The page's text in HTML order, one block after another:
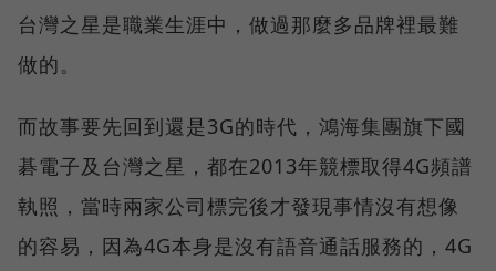
台灣之星是職業生涯中，做過那麼多品牌裡最難
做的。
而故事要先回到還是3G的時代，鴻海集團旗下國
碁電子及台灣之星，都在2013年競標取得4G頻譜
執照，當時兩家公司標完後才發現事情沒有想像
的容易，因為4G本身是沒有語音通話服務的，4G